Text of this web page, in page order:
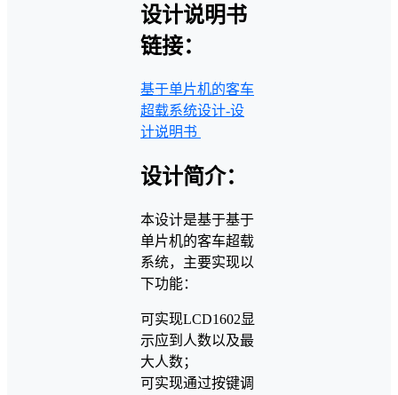
设计说明书
链接：
基于单片机的客车
超载系统设计-设
计说明书
设计简介：
本设计是基于基于
单片机的客车超载
系统，主要实现以
下功能：
可实现LCD1602显
示应到人数以及最
大人数；
可实现通过按键调